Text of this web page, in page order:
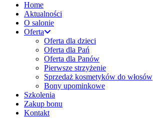
Home
Aktualności
O salonie
Oferta
Oferta dla dzieci
Oferta dla Pań
Oferta dla Panów
Pierwsze strzyżenie
Sprzedaż kosmetyków do włosów
Bony upominkowe
Szkolenia
Zakup bonu
Kontakt